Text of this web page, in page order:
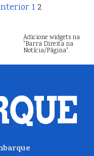
1 2
Adicione widgets na
"Barra Direita na
Notícia/Página".